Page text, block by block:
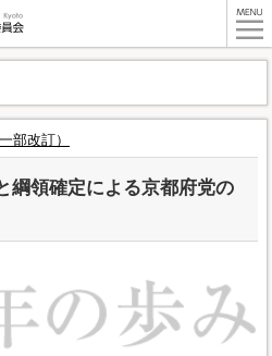
部改訂）
領確定による京都府党の